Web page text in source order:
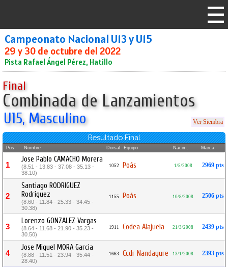
Campeonato Nacional U13 y U15
29 y 30 de octubre del 2022
Pista Rafael Ángel Pérez, Hatillo
Final
Combinada de Lanzamientos
U15, Masculino Ver Siembra
Resultado Final
Pos Nombre Dorsal Equipo Nacim. Marca
1
Jose Pablo CAMACHO Morera
(8.51 - 13.83 - 37.08 - 35.13 -
38.10)
1052 Poás 1/5/2008 2969 pts
2
Santiago RODRIGUEZ
Rodriguez
(8.60 - 11.84 - 25.33 - 34.45 -
30.38)
1155 Poás 10/8/2008 2506 pts
3
Lorenzo GONZALEZ Vargas
(8.64 - 11.68 - 21.90 - 35.23 -
30.50)
1911 Codea Alajuela 21/3/2008 2439 pts
4
Jose Miguel MORA Garcia
(8.88 - 11.51 - 23.94 - 35.44 -
28.40)
1663 Ccdr Nandayure 13/1/2008 2393 pts